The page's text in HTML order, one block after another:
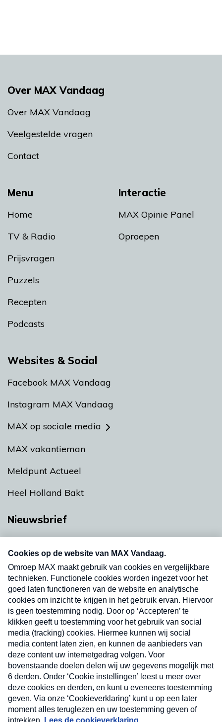
Menu
Home
TV & Radio
Prijsvragen
Puzzels
Recepten
Podcasts
Interactie
MAX Opinie Panel
Oproepen
Over MAX Vandaag
Over MAX Vandaag
Veelgestelde vragen
Contact
Websites & Social
Facebook MAX Vandaag
Instagram MAX Vandaag
MAX op sociale media
MAX vakantieman
Meldpunt Actueel
Heel Holland Bakt
Nieuwsbrief
Neem hier een gratis abonnement op onze
nieuwsbrief. Elke vrijdag- en dinsdagochtend in
uw mailbox.
Verzend
Nieuwsbrief
Neem hier een gratis abonnement op onze
nieuwsbrief. Elke vrijdag- en dinsdagochtend in uw